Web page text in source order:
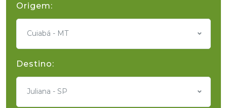
Origem:
Cuiabá - MT
Destino:
Juliana - SP